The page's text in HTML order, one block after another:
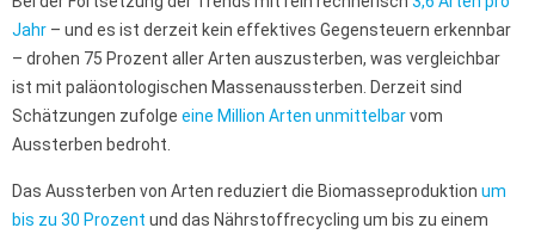
Jahr – und es ist derzeit kein effektives Gegensteuern erkennbar
– drohen 75 Prozent aller Arten auszusterben, was vergleichbar
ist mit paläontologischen Massenaussterben. Derzeit sind
Schätzungen zufolge eine Million Arten unmittelbarvom
Aussterben bedroht.
Das Aussterben von Arten reduziert die Biomasseproduktion um
bis zu 30 Prozent und das Nährstoffrecycling um bis zu einem